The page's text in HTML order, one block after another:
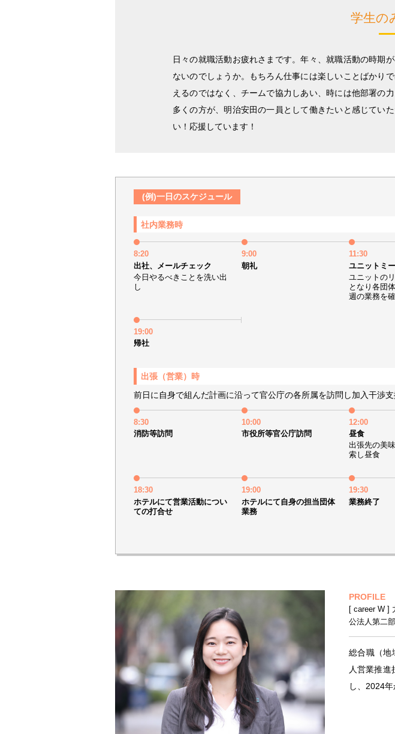
学生の
日々の就職活動お疲れさまです。年々、就職活動の時期
ないのでしょうか。もちろん仕事には楽しいことばかり
えるのではなく、チームで協力しあい、時には他部署の
多くの方が、明治安田の一員として働きたいと感じてい
い！応援しています！
(例)一日のスケジュール
社内業務時
8:20
出社、メールチェック
今日やるべきことを洗い出
し
9:00
朝礼
11:30
ユニットミ
ユニットの
となり各団
週の業務を
19:00
帰社
出張（営業）時
前日に自身で組んだ計画に沿って官公庁の各所属を訪問し加入干渉
8:30
消防等訪問
10:00
市役所等官公庁訪問
12:00
昼食
出張先の美
索し昼食
18:30
ホテルにて営業活動につい
ての打合せ
19:00
ホテルにて自身の担当団体
業務
19:30
業務終了
PROFILE
[ career W ]
公法人第二
総合職（地
人営業推進
し、2024年